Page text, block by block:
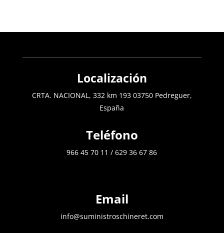
Localización
CRTA. NACIONAL, 332 km 193 03750 Pedreguer,
España
Teléfono
966 45 70 11 / 629 36 67 86
Email
info@suministroschineret.com